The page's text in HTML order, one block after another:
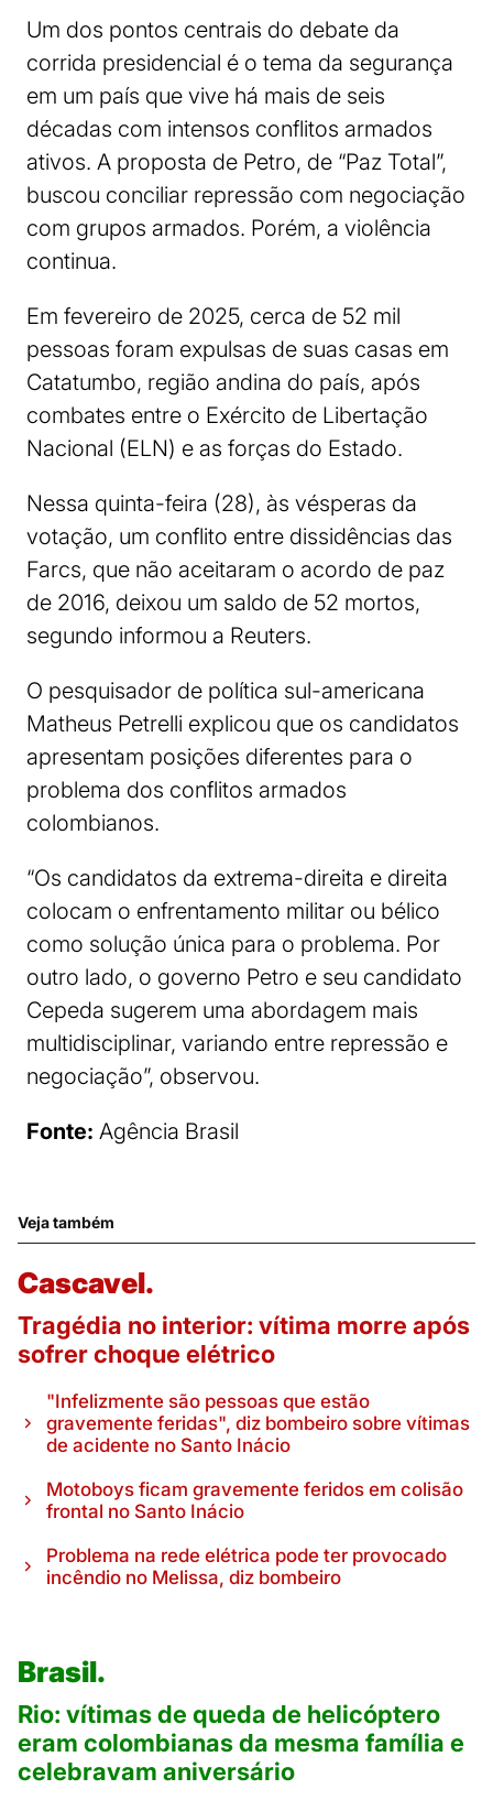
Um dos pontos centrais do debate da
corrida presidencial é o tema da segurança
em um país que vive há mais de seis
décadas com intensos conflitos armados
ativos. A proposta de Petro, de “Paz Total”,
buscou conciliar repressão com negociação
com grupos armados. Porém, a violência
continua.
Em fevereiro de 2025, cerca de 52 mil
pessoas foram expulsas de suas casas em
Catatumbo, região andina do país, após
combates entre o Exército de Libertação
Nacional (ELN) e as forças do Estado.
Nessa quinta-feira (28), às vésperas da
votação, um conflito entre dissidências das
Farcs, que não aceitaram o acordo de paz
de 2016, deixou um saldo de 52 mortos,
segundo informou a Reuters.
O pesquisador de política sul-americana
Matheus Petrelli explicou que os candidatos
apresentam posições diferentes para o
problema dos conflitos armados
colombianos.
“Os candidatos da extrema-direita e direita
colocam o enfrentamento militar ou bélico
como solução única para o problema. Por
outro lado, o governo Petro e seu candidato
Cepeda sugerem uma abordagem mais
multidisciplinar, variando entre repressão e
negociação”, observou.
Fonte: Agência Brasil
Veja também
Cascavel.
Tragédia no interior: vítima morre após
sofrer choque elétrico
"Infelizmente são pessoas que estão
gravemente feridas", diz bombeiro sobre vítimas
de acidente no Santo Inácio
Motoboys ficam gravemente feridos em colisão
frontal no Santo Inácio
Problema na rede elétrica pode ter provocado
incêndio no Melissa, diz bombeiro
Brasil.
Rio: vítimas de queda de helicóptero
eram colombianas da mesma família e
celebravam aniversário